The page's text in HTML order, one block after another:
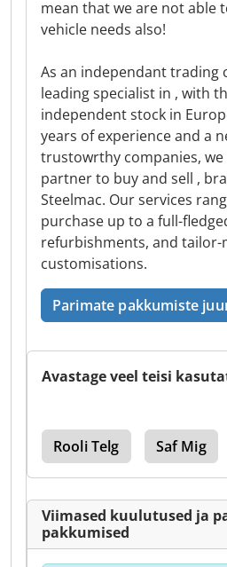
mean that we are not able
vehicle needs also!
As an independant trading
leading specialist in , with
independent stock in
years of experience and a
trustowrthy companies,
partner to buy and sell ,
Steelmac. Our services
purchase up to a full-
refurbishments, and tailor-
customisations.
Parimate pakkumiste
Avastage veel teisi
Rooli Telg Saf Mig
Viimased kuulutused ja
pakkumised